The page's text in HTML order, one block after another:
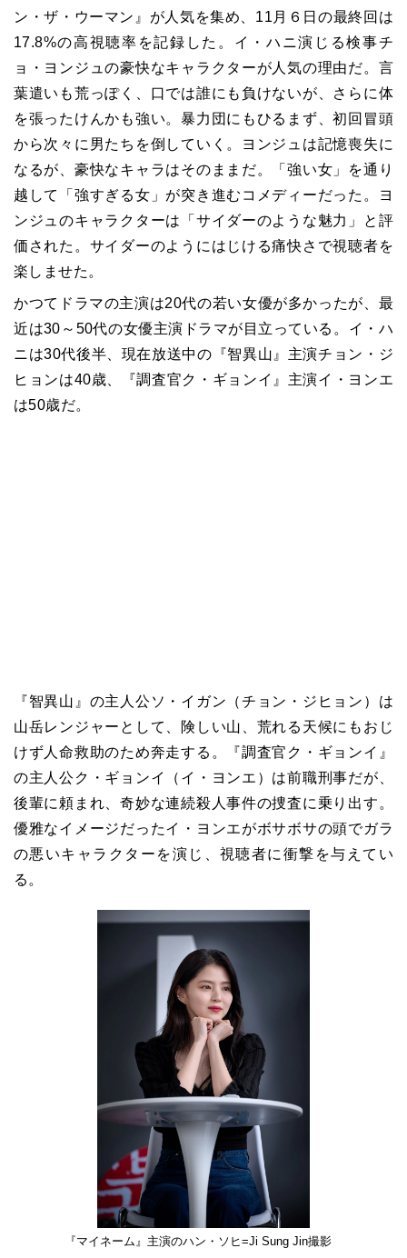
ン・ザ・ウーマン』が人気を集め、11月６日の最終回は
17.8%の高視聴率を記録した。イ・ハニ演じる検事チ
ョ・ヨンジュの豪快なキャラクターが人気の理由だ。言
葉遣いも荒っぽく、口では誰にも負けないが、さらに体
を張ったけんかも強い。暴力団にもひるまず、初回冒頭
から次々に男たちを倒していく。ヨンジュは記憶喪失に
なるが、豪快なキャラはそのままだ。「強い女」を通り
越して「強すぎる女」が突き進むコメディーだった。ヨ
ンジュのキャラクターは「サイダーのような魅力」と評
価された。サイダーのようにはじける痛快さで視聴者を
楽しませた。
かつてドラマの主演は20代の若い女優が多かったが、最
近は30～50代の女優主演ドラマが目立っている。イ・ハ
ニは30代後半、現在放送中の『智異山』主演チョン・ジ
ヒョンは40歳、『調査官ク・ギョンイ』主演イ・ヨンエ
は50歳だ。
『智異山』の主人公ソ・イガン（チョン・ジヒョン）は
山岳レンジャーとして、険しい山、荒れる天候にもおじ
けず人命救助のため奔走する。『調査官ク・ギョンイ』
の主人公ク・ギョンイ（イ・ヨンエ）は前職刑事だが、
後輩に頼まれ、奇妙な連続殺人事件の捜査に乗り出す。
優雅なイメージだったイ・ヨンエがボサボサの頭でガラ
の悪いキャラクターを演じ、視聴者に衝撃を与えてい
る。
『マイネーム』主演のハン・ソヒ=Ji Sung Jin撮影